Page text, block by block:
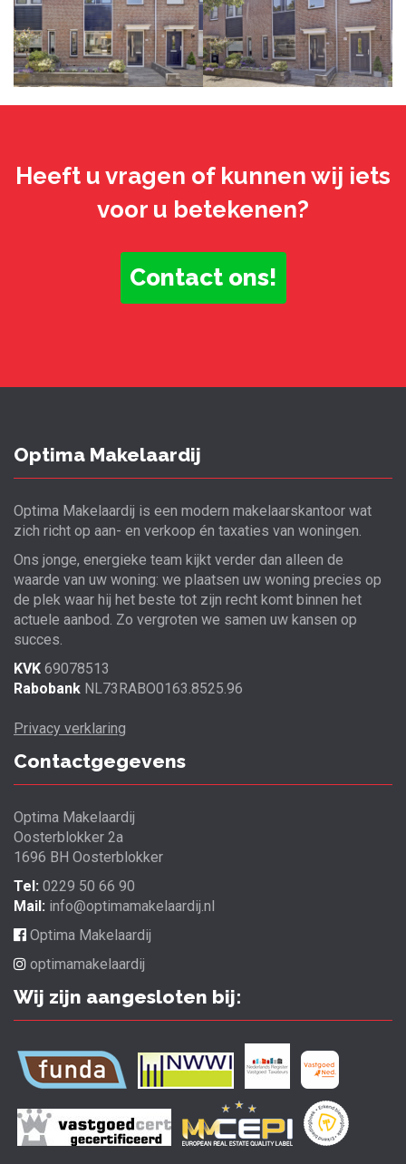
Heeft u vragen of kunnen wij iets
voor u betekenen?
Contact ons!
Optima Makelaardij
Optima Makelaardij is een modern makelaarskantoor wat
zich richt op aan- en verkoop én taxaties van woningen.
Ons jonge, energieke team kijkt verder dan alleen de
waarde van uw woning: we plaatsen uw woning precies op
de plek waar hij het beste tot zijn recht komt binnen het
actuele aanbod. Zo vergroten we samen uw kansen op
succes.
KVK 69078513
Rabobank NL73RABO0163.8525.96
Privacy verklaring
Contactgegevens
Optima Makelaardij
Oosterblokker 2a
1696 BH Oosterblokker
Tel: 0229 50 66 90
Mail: info@optimamakelaardij.nl
Optima Makelaardij
optimamakelaardij
Wij zijn aangesloten bij: